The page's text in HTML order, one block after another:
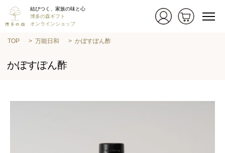
結びつく、家族の味と心
博多の森ギフト
オンラインショップ
TOP 万能日和 かぼすぽん酢
かぼすぽん酢